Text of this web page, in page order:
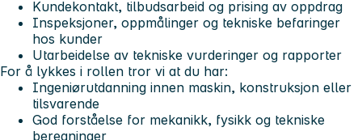
Kundekontakt, tilbudsarbeid og prising av oppdrag
Inspeksjoner, oppmålinger og tekniske befaringer
hos kunder
Utarbeidelse av tekniske vurderinger og rapporter
For å lykkes i rollen tror vi at du har:
Ingeniørutdanning innen maskin, konstruksjon eller
tilsvarende
God forståelse for mekanikk, fysikk og tekniske
beregninger